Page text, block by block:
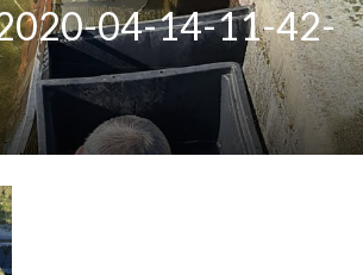
04-14-11-42-